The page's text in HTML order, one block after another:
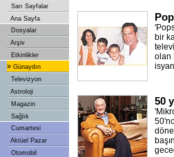
Sarı Sayfalar
Ana Sayfa
Dosyalar
Arşiv
Etkinlikler
» Günaydın
Televizyon
Astroloji
Magazin
Sağlık
Cumartesi
Aktüel Pazar
Otomobil
bir
olan
50